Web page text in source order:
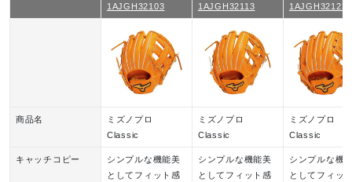
1AJGH32103 1AJGH32113 1AJGH32123
商品名
ミズノプロ
Classic
ミズノプロ
Classic
ミズノプロ
Classic
キャッチコピー
シンプルな機能美
としてフィット感
シンプルな機能美
としてフィット感
シンプルな機
としてフィッ